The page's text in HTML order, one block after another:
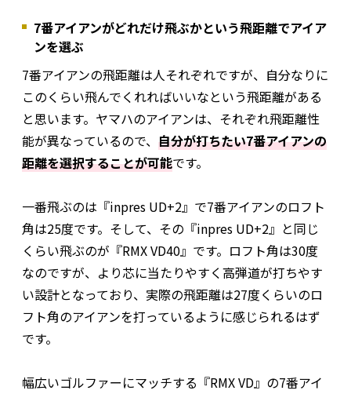
7番アイアンがどれだけ飛ぶかという飛距離でアイア
ンを選ぶ
7番アイアンの飛距離は人それぞれですが、自分なりに
このくらい飛んでくれればいいなという飛距離がある
と思います。ヤマハのアイアンは、それぞれ飛距離性
能が異なっているので、 自分が打ちたい7番アイアンの
距離を選択することが可能です。
一番飛ぶのは『inpres UD+2』で7番アイアンのロフト
角は25度です。そして、その『inpres UD+2』と同じ
くらい飛ぶのが『RMX VD40』です。ロフト角は30度
なのですが、より芯に当たりやすく高弾道が打ちやす
い設計となっており、実際の飛距離は27度くらいのロ
フト角のアイアンを打っているように感じられるはず
です。
幅広いゴルファーにマッチする『RMX VD』の7番アイ